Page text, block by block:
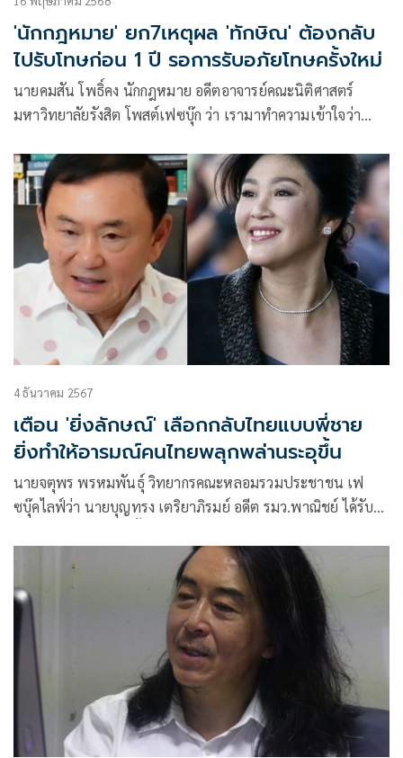
'นักกฎหมาย' ยก7เหตุผล 'ทักษิณ' ต้องกลับ
ไปรับโทษก่อน 1 ปี รอการรับอภัยโทษครั้งใหม่
นายคมสัน โพธิ์คง นักกฎหมาย อดีตอาจารย์คณะนิติศาสตร์
มหาวิทยาลัยรังสิต โพสต์เฟซบุ๊ก ว่า เรามาทำความเข้าใจว่า
4 ธันวาคม 2567
เตือน 'ยิ่งลักษณ์' เลือกกลับไทยแบบพี่ชาย
ยิ่งทำให้อารมณ์คนไทยพลุกพล่านระอุขึ้น
นายจตุพร พรหมพันธุ์ วิทยากรคณะหลอมรวมประชาชน เฟ
ซบุ๊คไลฟ์ว่า นายบุญทรง เตริยาภิรมย์ อดีต รมว.พาณิชย์ ได้รับ